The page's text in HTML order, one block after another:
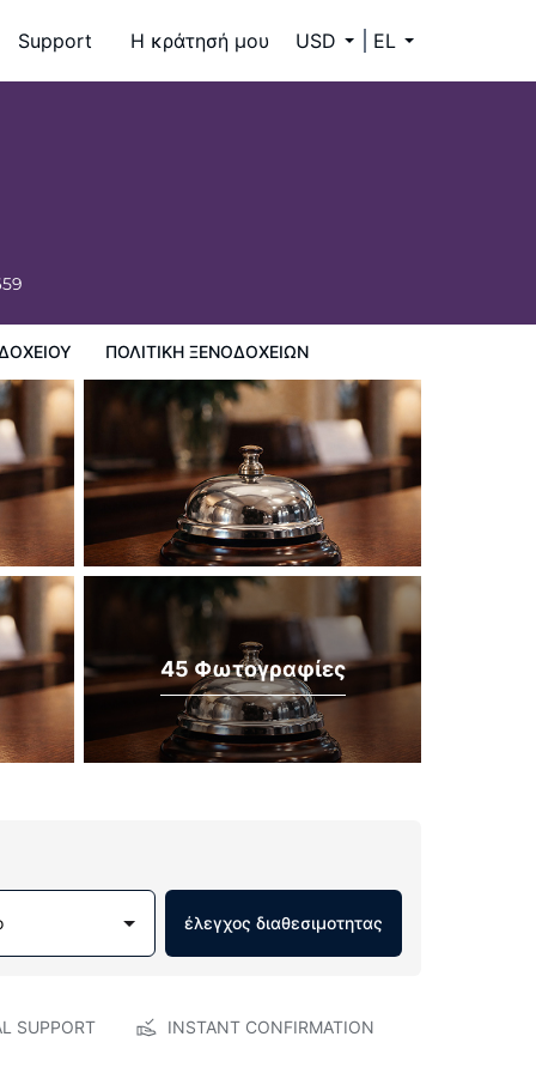
Support Η κράτησή μου USD EL
ΠΟΛΙΤΙΚΗ ΞΕΝΟΔΟΧΕΊΩΝ
45 Φωτογραφίες
έλεγχος διαθεσιμοτητας
SUPPORT INSTANT CONFIRMATION